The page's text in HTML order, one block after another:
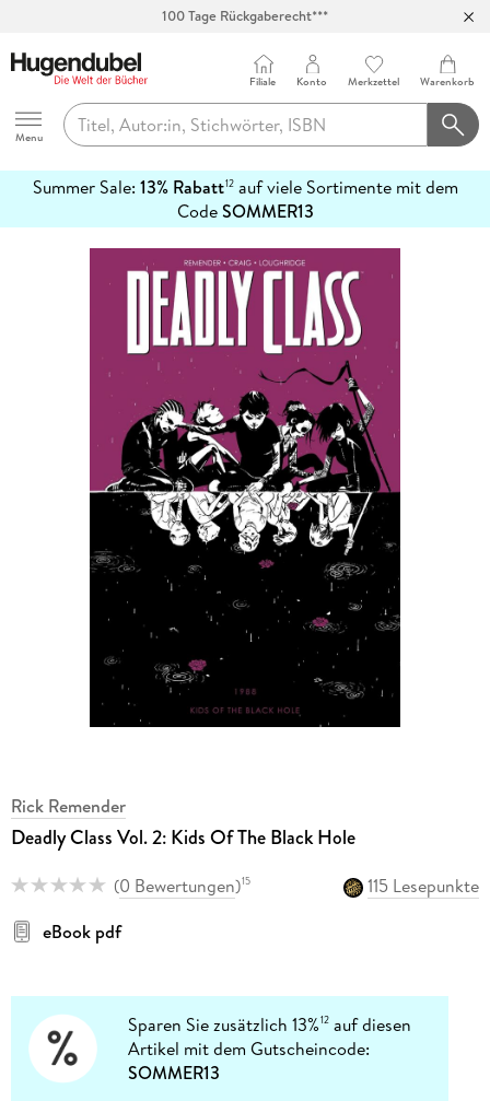
Hugendubel
Menu
Filiale Konto Merkzettel Warenkorb
Summer Sale: 13% Rabatt12auf viele Sortimente mit dem
CodeSOMMER13
erfahren
Rick Remender
Deadly Class Vol. 2: Kids Of The Black Hole
(0 Bewertungen)15
115 Lesepunkte
eBook pdf
Sparen Sie zusätzlich 13%12 auf diesen
Artikel mit dem Gutscheincode:
SOMMER13